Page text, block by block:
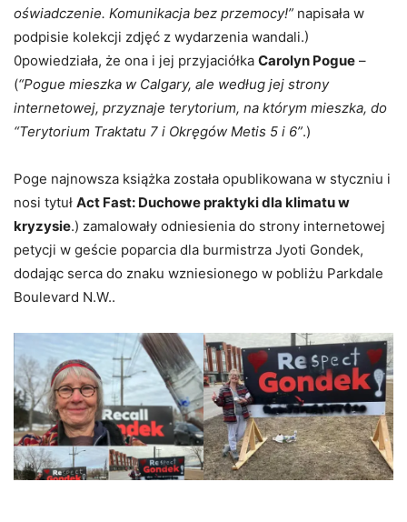
oświadczenie. Komunikacja bez przemocy!” napisała w
podpisie kolekcji zdjęć z wydarzenia wandali.)
0powiedziała, że ona i jej przyjaciółka Carolyn Pogue –
(“Pogue mieszka w Calgary, ale według jej strony
internetowej, przyznaje terytorium, na którym mieszka, do
“Terytorium Traktatu 7 i Okręgów Metis 5 i 6”.)
Poge najnowsza książka została opublikowana w styczniu i
nosi tytuł Act Fast: Duchowe praktyki dla klimatu w
kryzysie.) zamalowały odniesienia do strony internetowej
petycji w geście poparcia dla burmistrza Jyoti Gondek,
dodając serca do znaku wzniesionego w pobliżu Parkdale
Boulevard N.W..